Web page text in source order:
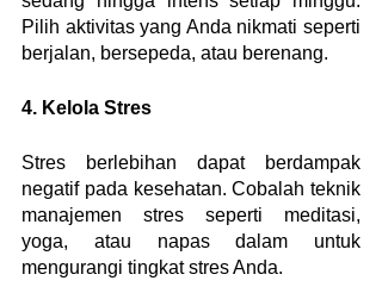
Pilih aktivitas yang Anda nikmati seperti
berjalan, bersepeda, atau berenang.
4. Kelola Stres
Stres berlebihan dapat berdampak
negatif pada kesehatan. Cobalah teknik
manajemen stres seperti meditasi,
yoga, atau napas dalam untuk
mengurangi tingkat stres Anda.